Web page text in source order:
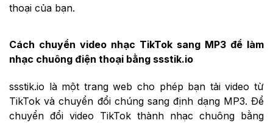
thoại của bạn.
Cách chuyển video nhạc TikTok sang MP3 để làm
nhạc chuông điện thoại bằng ssstik.io
ssstik.io là một trang web cho phép bạn tải video từ
TikTok và chuyển đổi chúng sang định dạng MP3. Để
chuyển đổi video TikTok thành nhạc chuông bằng